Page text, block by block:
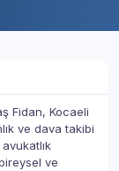
Fidan, Kocaeli
ve dava takibi
ve